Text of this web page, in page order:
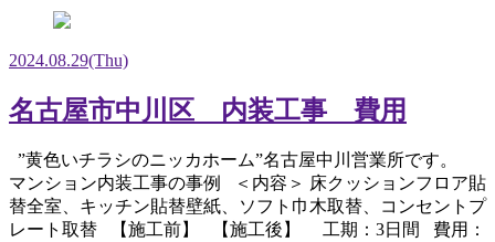
2024.08.29(Thu)
名古屋市中川区 内装工事 費用
”黄色いチラシのニッカホーム”名古屋中川営業所です。
マンション内装工事の事例 ＜内容＞ 床クッションフロア貼
替全室、キッチン貼替壁紙、ソフト巾木取替、コンセントプ
レート取替 【施工前】 【施工後】 工期：3日間 費用：